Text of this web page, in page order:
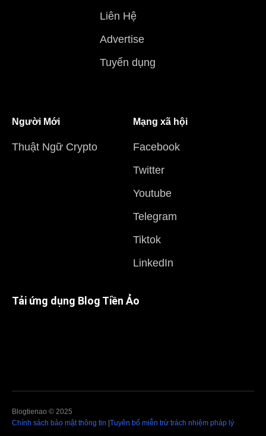
Liên Hệ
Advertise
Tuyển dụng
Người Mới
Thuật Ngữ Crypto
Mạng xã hội
Facebook
Twitter
Youtube
Telegram
Tiktok
LinkedIn
Tải ứng dụng Blog Tiền Ảo
Blogtienao © 2025
Chính sách bảo mật thông tin Tuyên bố miễn trừ trách nhiệm pháp lý